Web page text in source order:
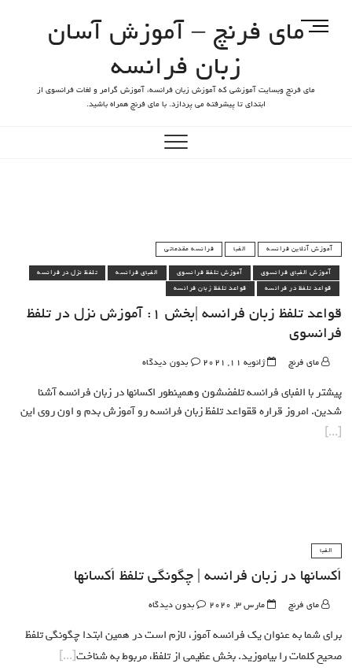
مای فرنچ – آموزش آسان
زبان فرانسه
مای فرنچ وبسایت آموزشی که آموزش زبان فرانسه، آموزش گرامر و لغات فرانسوی از
ابتدای تا پیشرفته می پردازد. با مای فرنچ همراه باشید.
M
آموزش آنلاین فرانسه الفبا فرانسه مقدماتی
آموزش الفبای فرانسوی آموزش تلفظ فرانسوی الفبای فرانسه
تلفظ نزل در فرانسه
قواعد تلفظ در فرانسه
قواعد تلفظ زبان فرانسه
قواعد تلفظ زبان فرانسه |بخش 1: آموزش نزل در تلفظ
فرانسوی
مای فرنچ ژانویه 11, 2021 بدون دیدگاه
پیشتر با الفبای فرانسه تلفضشون وهمینطور اکسانها در زبان فرانسه آشنا
شدین. امروز قراره ققواعد تلفظ زبان فرانسه رو آموزش بدم و اون روی این
الفبا
اَکسانها در زبان فرانسه | چگونگی تلفظ اَکسانها
مای فرنچ مارس 3, 2020 بدون دیدگاه
برای شما به عنوان یک فرانسه آموز، لازم است در همین ابتدا چگونگی تلفظ
صحیح کلمات را بیاموزید. بخش عظیمی از تلفظ، مربوط به شناخت